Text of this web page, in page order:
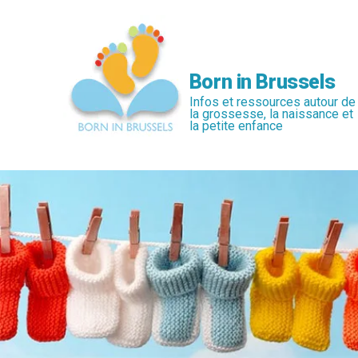
Born in Brussels
Infos et ressources autour de
la grossesse, la naissance et
la petite enfance